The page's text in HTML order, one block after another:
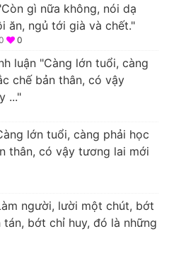
gì nữa không, nói dạ
ăn, ngủ tới già và chết."
0
luận "Càng lớn tuổi, càng
chế bản thân, có vậy
..."
lớn tuổi, càng phải học
thân, có vậy tương lai mới
người, lười một chút, bớt
bớt chỉ huy, đó là những